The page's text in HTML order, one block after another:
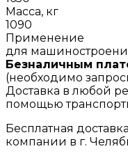
Масса, кг
1090
Применение
для
Безналичным
(необходимо
Доставка в любой
помощью
Бесплатная
компании в г.